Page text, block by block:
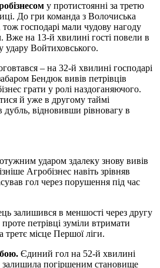
у протистоянні за третю
До гри команда з Волочиська
господарі мали чудову нагоду
Вже на 13-й хвилині гості повели в
удару Войтиховського.
– на 32-й хвилині господарі
Бендюк вивів петрівців
грати у ролі наздоганяючого.
й уже в другому таймі
відновивши рівновагу в
ударом здалеку знову вивів
Агробізнес навіть зрівняв
гол через порушення під час
залишився в меншості через другу
петрівці зуміли втримати
третє місце Першої ліги.
Єдиний гол на 52-й хвилині
залишила погіршеним становище